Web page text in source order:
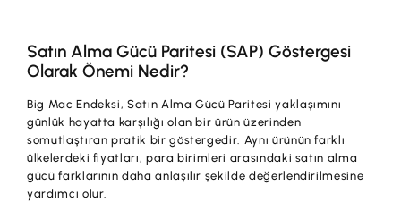
Satın Alma Gücü Paritesi (SAP) Göstergesi
Olarak Önemi Nedir?
Big Mac Endeksi, Satın Alma Gücü Paritesi yaklaşımını
günlük hayatta karşılığı olan bir ürün üzerinden
somutlaştıran pratik bir göstergedir. Aynı ürünün farklı
ülkelerdeki fiyatları, para birimleri arasındaki satın alma
gücü farklarının daha anlaşılır şekilde değerlendirilmesine
yardımcı olur.